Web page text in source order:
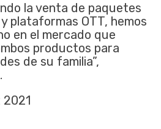
la venta de paquetes
plataformas OTT, hemos
en el mercado que
productos para
de su familia”,
.